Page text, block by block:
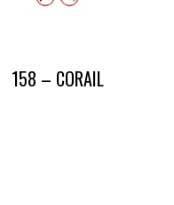
158 – CORAIL